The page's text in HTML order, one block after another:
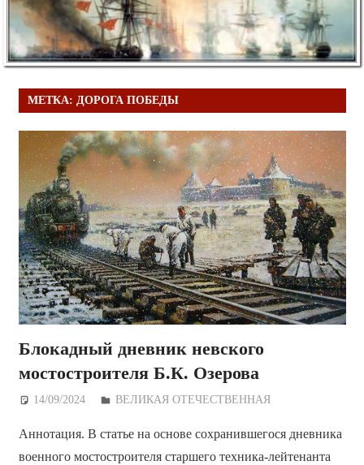
МЕТКА: ДОРОГА ПОБЕДЫ
Блокадный дневник невского
мостостроителя Б.К. Озерова
14/09/2024 Дежурный по Редакции
ВЕЛИКАЯ ОТЕЧЕСТВЕННАЯ
Аннотация. В статье на основе сохранившегося дневника
военного мостостроителя старшего техника-лейтенанта